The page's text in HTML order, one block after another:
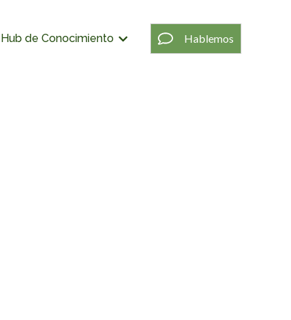
submenú de Verticales
Hub de Conocimiento
Mostrar submenú de Hub de
Hablemos